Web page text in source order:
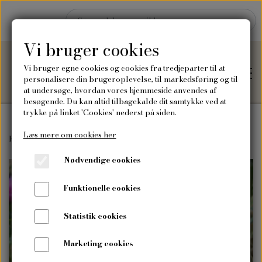
Hjem
Blog
Om mig
Forside Frø Blomsterfrø
Vi bruger cookies
Vi bruger egne cookies og cookies fra tredjeparter til at
personalisere din brugeroplevelse, til markedsføring og til
at undersøge, hvordan vores hjemmeside anvendes af
besøgende. Du kan altid tilbagekalde dit samtykke ved at
trykke på linket 'Cookies' nederst på siden.
Læs mere om cookies her
Nødvendige cookies
Funktionelle cookies
Statistik cookies
Marketing cookies